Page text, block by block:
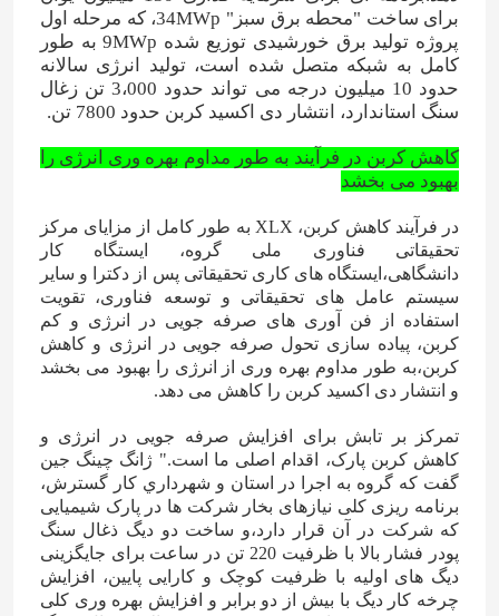
موارد
اوره
کود نیتروژن پتاسیم
کود مرکب
نیترات کلسیم آمونیوم (CAN)
ملامینه
بیومتانول
اوره درجه خودرو
پلاستیک POM
برای ساخت "محطه برق سبز" 34MWp، که مرحله اول
پروژه تولید برق خورشیدی توزیع شده 9MWp به طور
کامل به شبکه متصل شده است، تولید انرژی سالانه
حدود 10 میلیون درجه می تواند حدود 3،000 تن زغال
سنگ استاندارد، انتشار دی اکسید کربن حدود 7800 تن.
کاهش کربن در فرآیند به طور مداوم بهره وری انرژی را
بهبود می بخشد
در فرآیند کاهش کربن، XLX به طور کامل از مزایای مرکز
تحقیقاتی فناوری ملی گروه، ایستگاه کار
دانشگاهی،ایستگاه های کاری تحقیقاتی پس از دکترا و سایر
سیستم عامل های تحقیقاتی و توسعه فناوری، تقویت
استفاده از فن آوری های صرفه جویی در انرژی و کم
کربن، پیاده سازی تحول صرفه جویی در انرژی و کاهش
کربن،به طور مداوم بهره وری از انرژی را بهبود می بخشد
و انتشار دی اکسید کربن را کاهش می دهد.
تمرکز بر تابش برای افزایش صرفه جویی در انرژی و
کاهش کربن پارک، اقدام اصلی ما است." ژانگ چينگ جين
گفت که گروه به اجرا در استان و شهرداري کار گسترش،
برنامه ریزی کلی نیازهای بخار شرکت ها در پارک شیمیایی
که شرکت در آن قرار دارد،و ساخت دو دیگ ذغال سنگ
پودر فشار بالا با ظرفیت 220 تن در ساعت برای جایگزینی
دیگ های اولیه با ظرفیت کوچک و کارایی پایین، افزایش
چرخه کار دیگ با بیش از دو برابر و افزایش بهره وری کلی